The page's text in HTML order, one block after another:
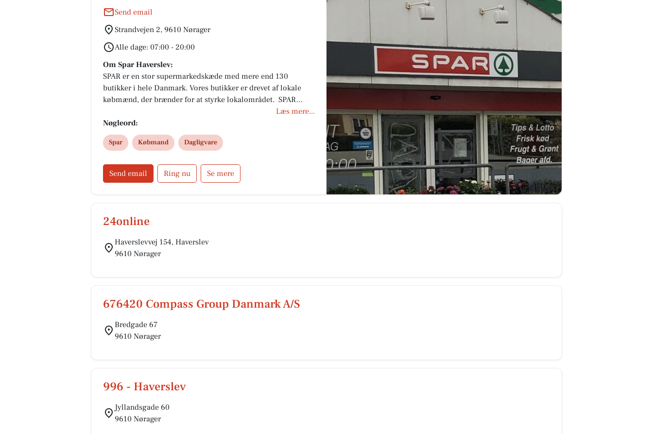
Send email
Strandvejen 2, 9610 Nørager
Alle dage: 07:00 - 20:00
Om Spar Haverslev:
SPAR er en stor supermarkedskæde med mere end 130
butikker i hele Danmark. Vores butikker er drevet af lokale
købmænd, der brænder for at styrke lokalområdet. SPAR
købmanden værner om det lokale, både socialt og praktisk.
Derfor holder hver købmand torvedage og andre
arrangementer for byen, bakker op med lokale sponsorater, og
samarbejder med Ren Natur, som bidrager til en mere rent
Læs mere...
Nøgleord:
Spar Købmand Dagligvare
Send email Ring nu Se mere
24online
Haverslevvej 154, Haverslev
9610 Nørager
676420 Compass Group Danmark A/S
Bredgade 67
9610 Nørager
996 - Haverslev
Jyllandsgade 60
9610 Nørager